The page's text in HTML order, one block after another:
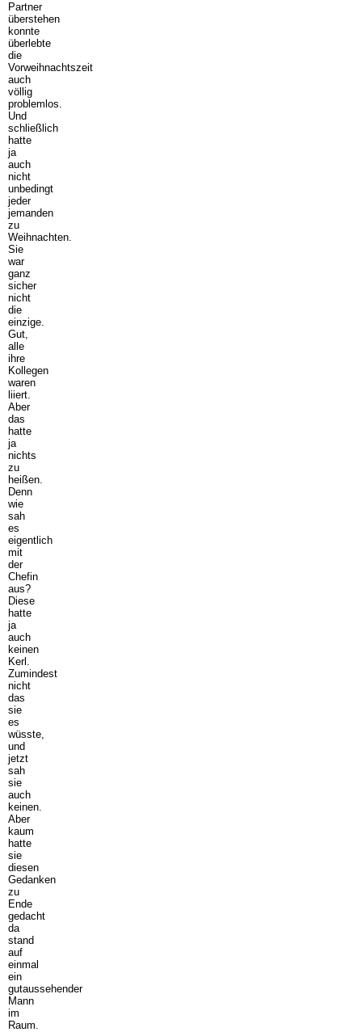
Partner
überstehen
konnte
überlebte
die
Vorweihnachtszeit
auch
völlig
problemlos.
Und
schließlich
hatte
ja
auch
nicht
unbedingt
jeder
jemanden
zu
Weihnachten.
Sie
war
ganz
sicher
nicht
die
einzige.
Gut,
alle
ihre
Kollegen
waren
liiert.
Aber
das
hatte
ja
nichts
zu
heißen.
Denn
wie
sah
es
eigentlich
mit
der
Chefin
aus?
Diese
hatte
ja
auch
keinen
Kerl.
Zumindest
nicht
das
sie
es
wüsste,
und
jetzt
sah
sie
auch
keinen.
Aber
kaum
hatte
sie
diesen
Gedanken
zu
Ende
gedacht
da
stand
auf
einmal
ein
gutaussehender
Mann
im
Raum.